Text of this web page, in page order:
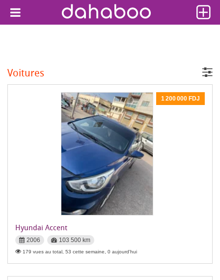
Voitures
1 200 000 FDJ
Hyundai Accent
2006 103 500 km
179 vues au total, 53 cette semaine, 0 aujourd'hui